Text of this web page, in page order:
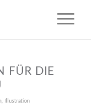
FÜR DIE
, Illustration